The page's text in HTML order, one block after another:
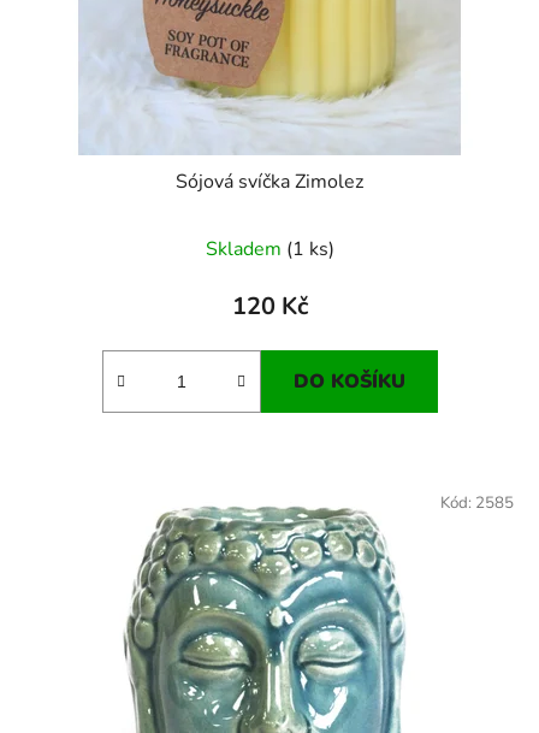
Sójová svíčka Zimolez
Skladem (1 ks)
120 Kč
DO KOŠÍKU
Kód: 2585